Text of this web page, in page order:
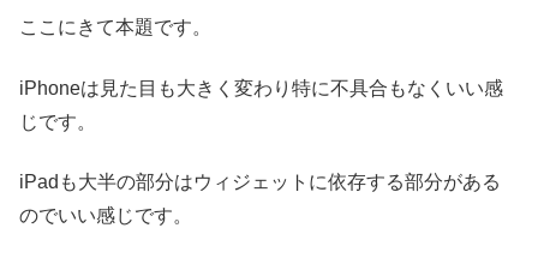
ここにきて本題です。
iPhoneは見た目も大きく変わり特に不具合もなくいい感
じです。
iPadも大半の部分はウィジェットに依存する部分がある
のでいい感じです。